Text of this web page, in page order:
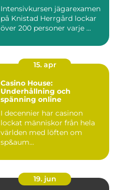
Intensivkursen jägarexamen
på Knistad Herrgård lockar
över 200 personer varje ...
15. apr
Casino House:
Underhållning och
spänning online
I decennier har casinon
lockat människor från hela
världen med löften om
sp&aum...
19. jun